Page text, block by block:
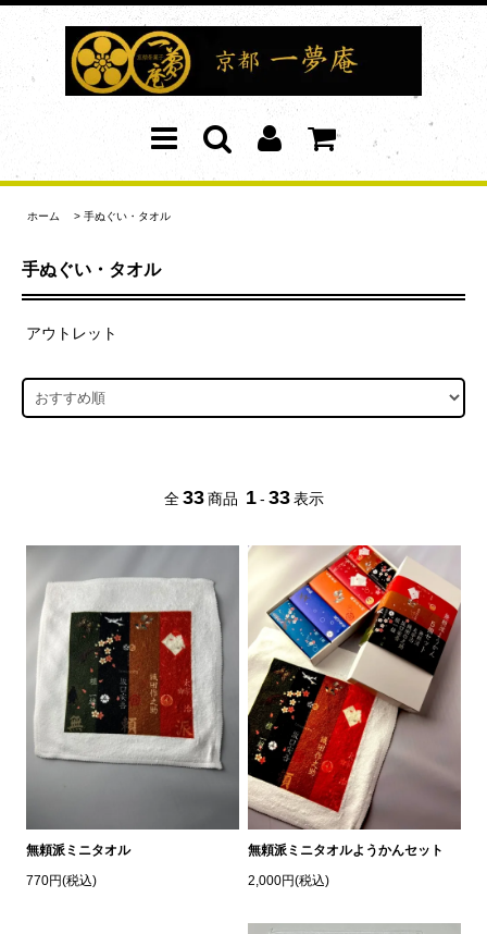
ホーム > 手ぬぐい・タオル
手ぬぐい・タオル
アウトレット
全 33 商品 1 - 33 表示
無頼派ミニタオル
770円(税込)
無頼派ミニタオルようかんセット
2,000円(税込)